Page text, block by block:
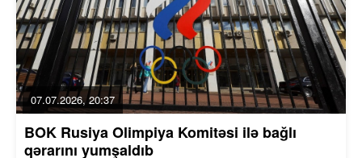
07.07.2026, 20:37
BOK Rusiya Olimpiya Komitəsi ilə bağlı
qərarını yumşaldıb